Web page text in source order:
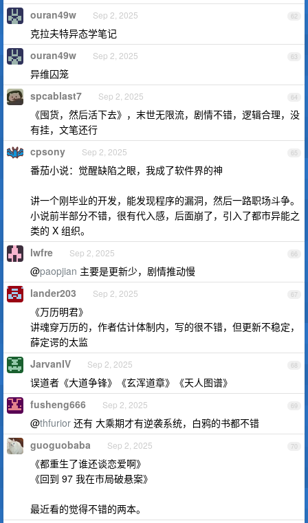
62
ouran49w Sep 2, 2025
克拉夫特异态学笔记
63
ouran49w Sep 2, 2025
异维囚笼
64
spcablast7 Sep 2, 2025
《囤货，然后活下去》，末世无限流，剧情不错，逻辑合理，没
有挂，文笔还行
65
cpsony Sep 2, 2025
番茄小说：觉醒缺陷之眼，我成了软件界的神
讲一个刚毕业的开发，能发现程序的漏洞，然后一路职场斗争。
小说前半部分不错，很有代入感，后面崩了，引入了都市异能之
类的 X 组织。
66
lwfre Sep 2, 2025
@paopjian 主要是更新少，剧情推动慢
67
lander203 Sep 2, 2025
《万历明君》
讲魂穿万历的，作者估计体制内，写的很不错，但更新不稳定，
薛定谔的太监
68
JarvanIV Sep 2, 2025
误道者《大道争锋》《玄浑道章》《天人图谱》
69
fusheng666 Sep 2, 2025
@thfurior 还有 大乘期才有逆袭系统，白鸦的书都不错
70
guoguobaba Sep 2, 2025
《都重生了谁还谈恋爱啊》
《回到 97 我在市局破悬案》
最近看的觉得不错的两本。